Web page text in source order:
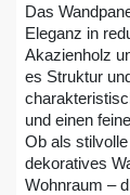
Das
Eleganz in
Akazienholz
es Struktur
und einen
Ob als
dekoratives
Wohnraum –